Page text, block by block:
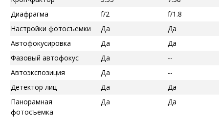
Диафрагма
f/2
f/1.8
Настройки фотосъемки
Да
Да
Автофокусировка
Да
Да
Фазовый автофокус
Да
--
Автоэкспозиция
Да
--
Детектор лиц
Да
Да
Панорамная
фотосъемка
Да Да